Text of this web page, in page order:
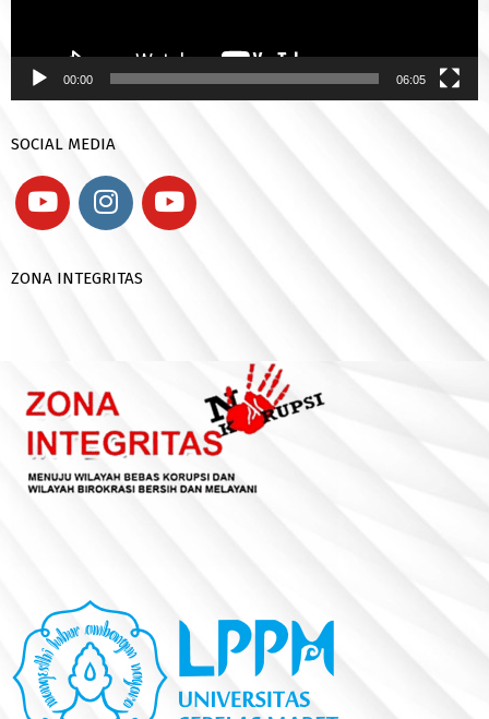
00:00 06:05
SOCIAL MEDIA
ZONA INTEGRITAS